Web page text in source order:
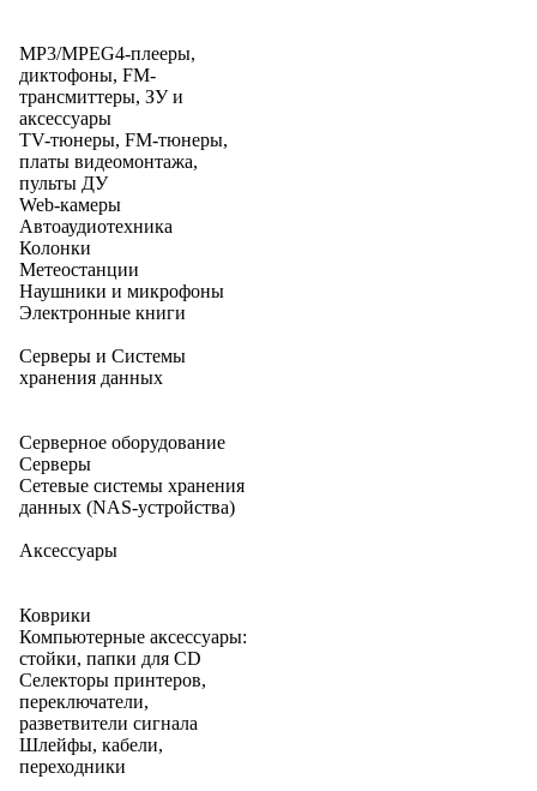
MP3/MPEG4-плееры,
диктофоны, FM-
трансмиттеры, ЗУ и
аксессуары
TV-тюнеры, FM-тюнеры,
платы видеомонтажа,
пульты ДУ
Web-камеры
Автоаудиотехника
Колонки
Метеостанции
Наушники и микрофоны
Электронные книги
Серверы и Системы
хранения данных
Серверное оборудование
Серверы
Сетевые системы хранения
данных (NAS-устройства)
Аксессуары
Коврики
Компьютерные аксессуары:
стойки, папки для CD
Селекторы принтеров,
переключатели,
разветвители сигнала
Шлейфы, кабели,
переходники